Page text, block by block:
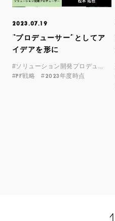
2023.07.19
“プロデューサー”としてア
イデアを形に
#PF戦略
#2023年度時点